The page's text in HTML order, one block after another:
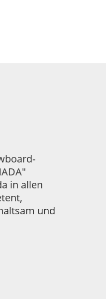
in allen
und